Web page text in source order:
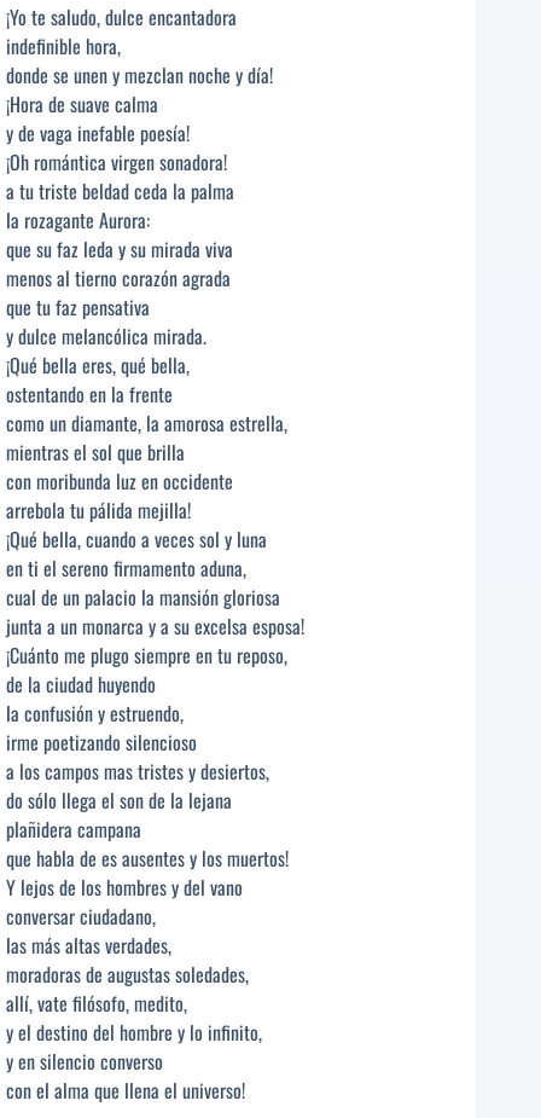
¡Yo te saludo, dulce encantadora
indefinible hora,
donde se unen y mezclan noche y día!
¡Hora de suave calma
y de vaga inefable poesía!
¡Oh romántica virgen sonadora!
a tu triste beldad ceda la palma
la rozagante Aurora:
que su faz leda y su mirada viva
menos al tierno corazón agrada
que tu faz pensativa
y dulce melancólica mirada.
¡Qué bella eres, qué bella,
ostentando en la frente
como un diamante, la amorosa estrella,
mientras el sol que brilla
con moribunda luz en occidente
arrebola tu pálida mejilla!
¡Qué bella, cuando a veces sol y luna
en ti el sereno firmamento aduna,
cual de un palacio la mansión gloriosa
junta a un monarca y a su excelsa esposa!
¡Cuánto me plugo siempre en tu reposo,
de la ciudad huyendo
la confusión y estruendo,
irme poetizando silencioso
a los campos mas tristes y desiertos,
do sólo llega el son de la lejana
plañidera campana
que habla de es ausentes y los muertos!
Y lejos de los hombres y del vano
conversar ciudadano,
las más altas verdades,
moradoras de augustas soledades,
allí, vate filósofo, medito,
y el destino del hombre y lo infinito,
y en silencio converso
con el alma que llena el universo!